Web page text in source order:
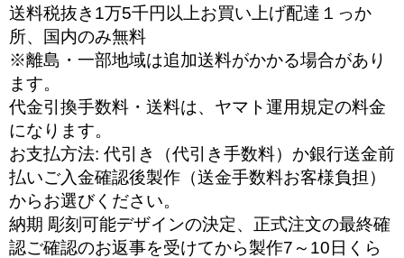
送料税抜き1万5千円以上お買い上げ配達１っか
所、国内のみ無料
※離島・一部地域は追加送料がかかる場合があり
ます。
代金引換手数料・送料は、ヤマト運用規定の料金
になります。
お支払方法: 代引き（代引き手数料）か銀行送金前
払いご入金確認後製作（送金手数料お客様負担）
からお選びください。
納期 彫刻可能デザインの決定、正式注文の最終確
認ご確認のお返事を受けてから製作7～10日くら